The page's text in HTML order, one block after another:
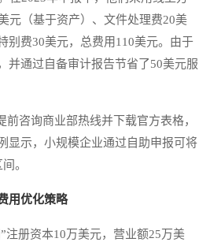
元（基于资产）、文件处理费20美
别费30美元，总费用110美元。由于
并通过自备审计报告节省了50美元服
咨询商业部热线并下载官方表格，
显示，小规模企业通过自助申报可将
。
用优化策略
册资本10万美元，营业额25万美